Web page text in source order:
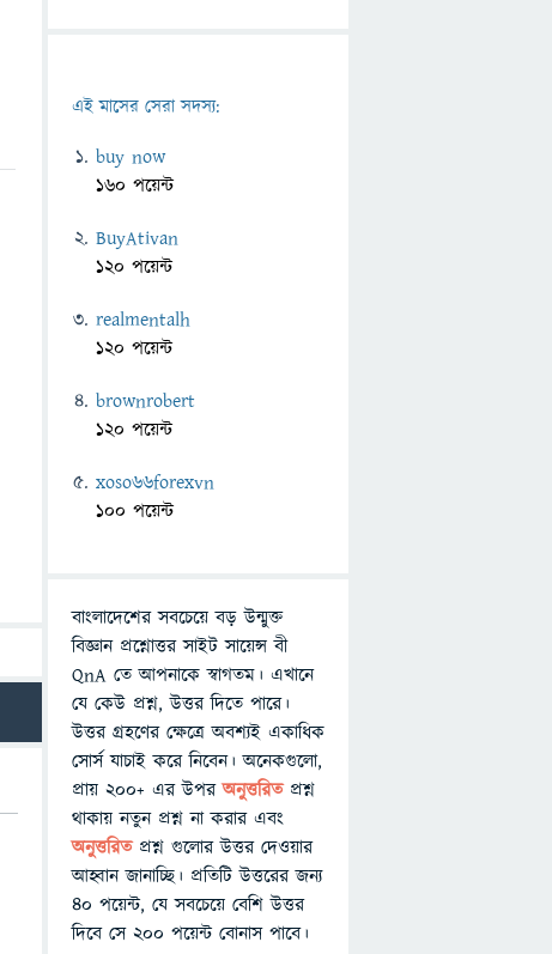
এই মাসের সেরা সদস্য:
buy now
160 পয়েন্ট
BuyAtivan
120 পয়েন্ট
realmentalh
120 পয়েন্ট
brownrobert
120 পয়েন্ট
xoso66forexvn
100 পয়েন্ট
বাংলাদেশের সবচেয়ে বড় উন্মুক্ত
বিজ্ঞান প্রশ্নোত্তর সাইট সায়েন্স বী
QnA তে আপনাকে স্বাগতম। এখানে
যে কেউ প্রশ্ন, উত্তর দিতে পারে।
উত্তর গ্রহণের ক্ষেত্রে অবশ্যই একাধিক
সোর্স যাচাই করে নিবেন। অনেকগুলো,
প্রায় ২০০+ এর উপরঅনুত্তরিতপ্রশ্ন
থাকায় নতুন প্রশ্ন না করার এবং
অনুত্তরিত প্রশ্ন গুলোর উত্তর দেওয়ার
আহ্বান জানাচ্ছি। প্রতিটি উত্তরের জন্য
৪০ পয়েন্ট, যে সবচেয়ে বেশি উত্তর
দিবে সে ২০০ পয়েন্ট বোনাস পাবে।